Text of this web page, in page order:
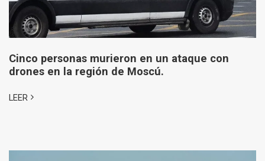
Cinco personas murieron en un ataque con
drones en la región de Moscú.
LEER